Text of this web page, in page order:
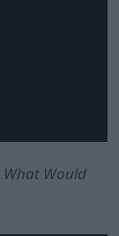
What Would